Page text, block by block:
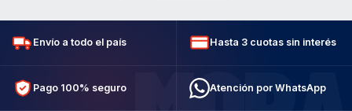
Envío a todo el país Hasta 3 cuotas sin interés
Pago 100% seguro Atención por WhatsApp